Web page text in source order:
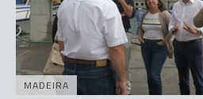
MADEIRA